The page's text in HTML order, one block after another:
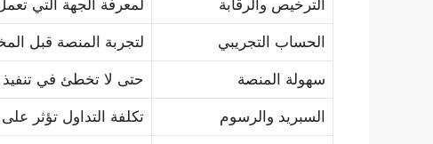
الترخيص والرقابة لمعرفة الجهة التي
الحساب التجريبي لتجربة المنصة قبل
سهولة المنصة حتى لا تخطئ في تنفيذ
السبريد والرسوم تكلفة التداول تؤثر على